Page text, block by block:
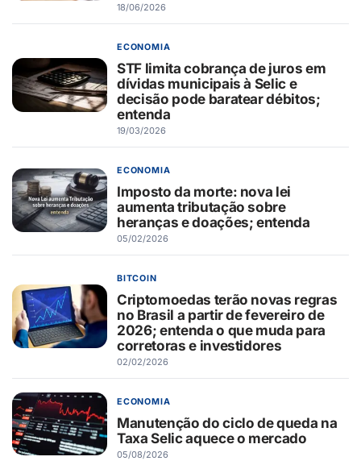
18/06/2026
ECONOMIA
STF limita cobrança de juros em
dívidas municipais à Selic e
decisão pode baratear débitos;
entenda
19/03/2026
ECONOMIA
Imposto da morte: nova lei
aumenta tributação sobre
heranças e doações; entenda
05/02/2026
BITCOIN
Criptomoedas terão novas regras
no Brasil a partir de fevereiro de
2026; entenda o que muda para
corretoras e investidores
02/02/2026
ECONOMIA
Manutenção do ciclo de queda na
Taxa Selic aquece o mercado
05/08/2026